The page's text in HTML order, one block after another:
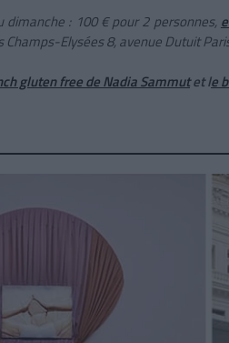
: 100 € pour 2 personnes,
Champs-Elysées 8, avenue Dutuit
gluten free de Nadia Sammutet le